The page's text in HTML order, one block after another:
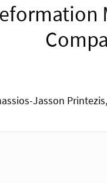
Jasson